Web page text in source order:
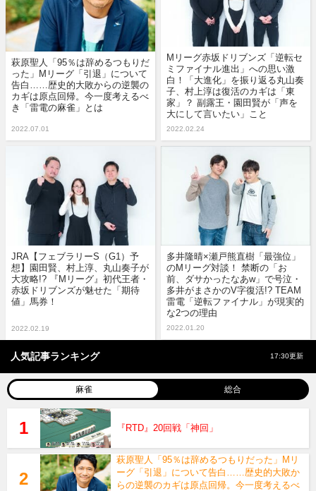
萩原聖人「95％は辞めるつもりだ
った」Mリーグ「引退」について
告白……歴史的大敗からの逆襲の
カギは原点回帰。今一度考えるべ
き「雷電の麻雀」とは
2022.07.01
Mリーグ赤坂ドリブンズ「逆転セ
ミファイナル進出」への思い激
白！「大進化」を振り返る丸山奏
子、村上淳は復活のカギは「東
家」？ 副露王・園田賢が「声を
大にして言いたい」こと
2022.02.24
JRA【フェブラリーS（G1）予
想】園田賢、村上淳、丸山奏子が
大攻略!? 『Mリーグ』初代王者・
赤坂ドリブンズが魅せた「期待
値」馬券！
2022.02.19
多井隆晴×瀬戸熊直樹「最強位」
のMリーグ対談！ 禁断の「お
前、ダサかったなあw」で号泣・
多井がまさかのV字復活!? TEAM
雷電「逆転ファイナル」が現実的
な2つの理由
2022.01.20
人気記事ランキング 17:30更新
麻雀 総合
『RTD』20回戦「神回」
萩原聖人「95％は辞めるつもりだった」Mリ
ーグ「引退」について告白……歴史的大敗か
らの逆襲のカギは原点回帰。今一度考えるべ